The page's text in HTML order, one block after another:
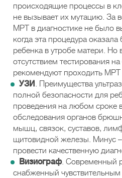
происходящие процессы в
не вызывает их мутацию. За
МРТ в диагностике не было
когда эта процедура
ребенка в утробе матери. Но
отсутствием тестирования
рекомендуют проходить МРТ
УЗИ . Преимущества
полной безопасности для
проведения на любом сроке
обследования органов
мышц, связок, суставов,
щитовидной железы. Минус
провести качественную
Визиограф. Современный
снабженный